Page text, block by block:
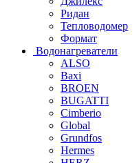
Ридан
Тепловодомер
Формат
Водонагреватели
ALSO
Baxi
BROEN
BUGATTI
Cimberio
Global
Grundfos
Hermes